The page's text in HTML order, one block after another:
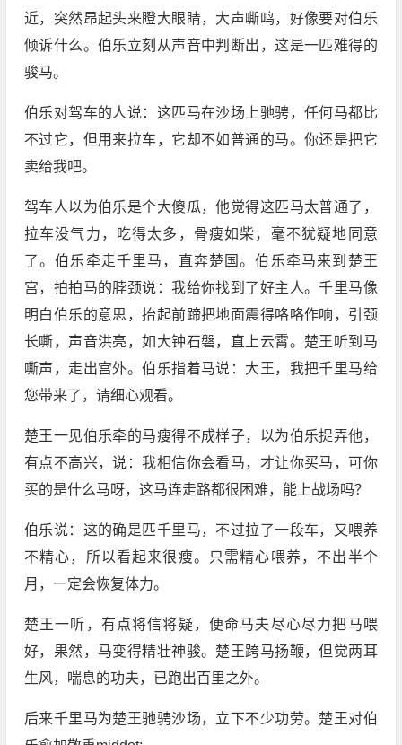
近，突然昂起头来瞪大眼睛，大声嘶鸣，好像要对伯乐
倾诉什么。伯乐立刻从声音中判断出，这是一匹难得的
骏马。
伯乐对驾车的人说：这匹马在沙场上驰骋，任何马都比
不过它，但用来拉车，它却不如普通的马。你还是把它
卖给我吧。
驾车人以为伯乐是个大傻瓜，他觉得这匹马太普通了，
拉车没气力，吃得太多，骨瘦如柴，毫不犹疑地同意
了。伯乐牵走千里马，直奔楚国。伯乐牵马来到楚王
宫，拍拍马的脖颈说：我给你找到了好主人。千里马像
明白伯乐的意思，抬起前蹄把地面震得咯咯作响，引颈
长嘶，声音洪亮，如大钟石磐，直上云霄。楚王听到马
嘶声，走出宫外。伯乐指着马说：大王，我把千里马给
您带来了，请细心观看。
楚王一见伯乐牵的马瘦得不成样子，以为伯乐捉弄他，
有点不高兴，说：我相信你会看马，才让你买马，可你
买的是什么马呀，这马连走路都很困难，能上战场吗？
伯乐说：这的确是匹千里马，不过拉了一段车，又喂养
不精心，所以看起来很瘦。只需精心喂养，不出半个
月，一定会恢复体力。
楚王一听，有点将信将疑，便命马夫尽心尽力把马喂
好，果然，马变得精壮神骏。楚王跨马扬鞭，但觉两耳
生风，喘息的功夫，已跑出百里之外。
后来千里马为楚王驰骋沙场，立下不少功劳。楚王对伯